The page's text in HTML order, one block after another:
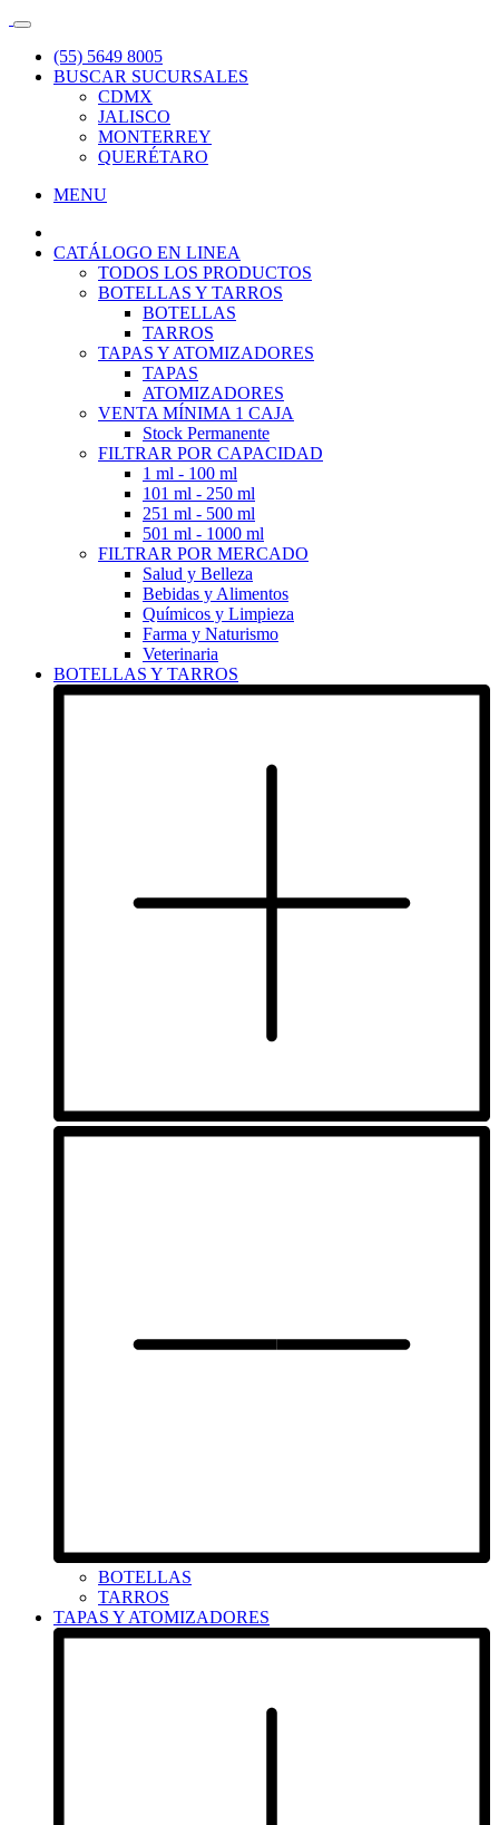
(55) 5649 8005
BUSCAR SUCURSALES
CDMX
JALISCO
MONTERREY
QUERÉTARO
MENU
CATÁLOGO EN LINEA
TODOS LOS PRODUCTOS
BOTELLAS Y TARROS
BOTELLAS
TARROS
TAPAS Y ATOMIZADORES
TAPAS
ATOMIZADORES
VENTA MÍNIMA 1 CAJA
Stock Permanente
FILTRAR POR CAPACIDAD
1 ml - 100 ml
101 ml - 250 ml
251 ml - 500 ml
501 ml - 1000 ml
FILTRAR POR MERCADO
Salud y Belleza
Bebidas y Alimentos
Químicos y Limpieza
Farma y Naturismo
Veterinaria
BOTELLAS Y TARROS
BOTELLAS
TARROS
TAPAS Y ATOMIZADORES